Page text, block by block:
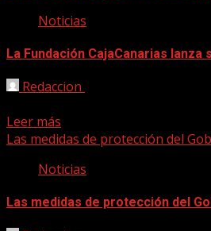
Noticias
La Fundación CajaCanarias
Redaccion
Leer más
Las medidas de protección del
Noticias
Las medidas de protección del